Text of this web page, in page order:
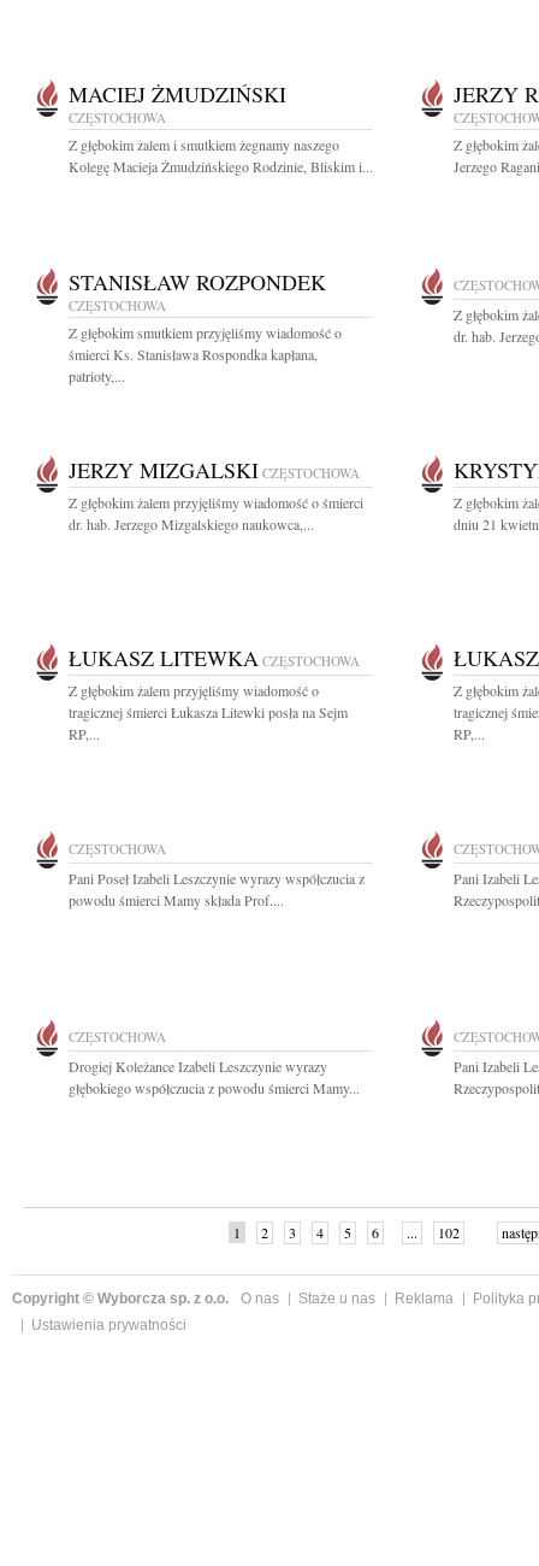
MACIEJ ŻMUDZIŃSKI
CZĘSTOCHOWA
Z głębokim żalem i smutkiem żegnamy naszego
Kolegę Macieja Żmudzińskiego Rodzinie, Bliskim i...
JERZY
Z głębokim
Jerzego
STANISŁAW ROZPONDEK
CZĘSTOCHOWA
Z głębokim smutkiem przyjęliśmy wiadomość o
śmierci Ks. Stanisława Rospondka kapłana,
patrioty,...
Z głębokim
dr. hab.
JERZY MIZGALSKI CZĘSTOCHOWA
Z głębokim żalem przyjęliśmy wiadomość o śmierci
dr. hab. Jerzego Mizgalskiego naukowca,...
Z głębokim
dniu 21
ŁUKASZ LITEWKA CZĘSTOCHOWA
Z głębokim żalem przyjęliśmy wiadomość o
tragicznej śmierci Łukasza Litewki posła na Sejm
RP,...
Z głębokim
tragicznej
RP,...
CZĘSTOCHOWA
Pani Poseł Izabeli Leszczynie wyrazy współczucia z
powodu śmierci Mamy składa Prof....
Pani Izabeli
CZĘSTOCHOWA
Drogiej Koleżance Izabeli Leszczynie wyrazy
głębokiego współczucia z powodu śmierci Mamy...
Pani Izabeli
1 2 3 4 5 6 ... 102
Copyright © Wyborcza sp. z o.o. O nas Staże u nas Reklama
Polityka
Ustawienia prywatności